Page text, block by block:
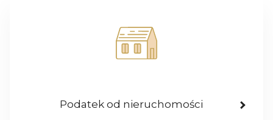
Podatek od nieruchomości